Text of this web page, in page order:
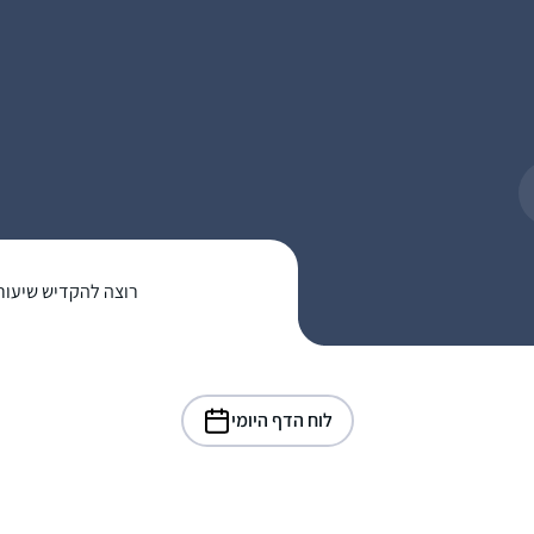
רוצה להקדיש
לוח הדף היומי